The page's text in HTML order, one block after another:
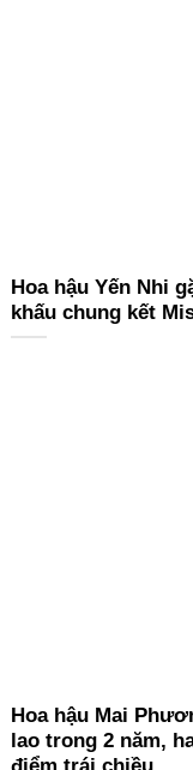
Hoa hậu Yến Nhi
khấu chung kết
Hoa hậu Mai
lao trong 2 năm,